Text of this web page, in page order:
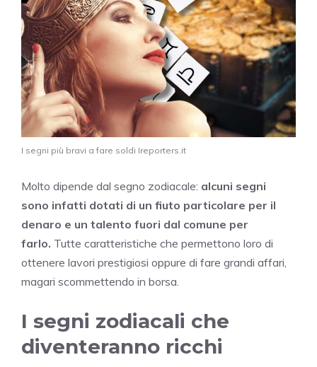
I segni più bravi a fare soldi Ireporters.it
Molto dipende dal segno zodiacale: alcuni segni
sono infatti dotati di un fiuto particolare per il
denaro e un talento fuori dal comune per
farlo. Tutte caratteristiche che permettono loro di
ottenere lavori prestigiosi oppure di fare grandi affari,
magari scommettendo in borsa.
I segni zodiacali che
diventeranno ricchi